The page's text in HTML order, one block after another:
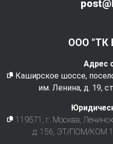
ООО "ТК
Адрес
Каширское шоссе,
им. Ленина, д. 19,
119571
, г. Москва
д. 156, ЭТ/ПОМ/КОМ